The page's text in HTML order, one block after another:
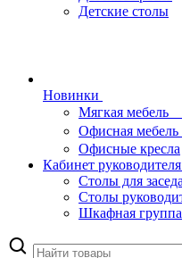
Детские столы
Новинки
Мягкая мебель
Офисная мебель
Офисные кресла
Кабинет
Столы для
Столы
Шкафная